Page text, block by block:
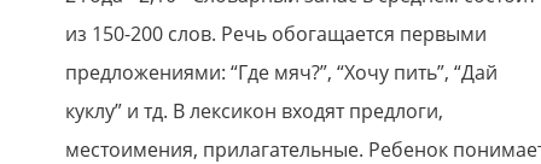
из 150-200 слов. Речь обогащается первыми
предложениями: “Где мяч?”, “Хочу пить”, “Дай
куклу” и тд. В лексикон входят предлоги,
местоимения, прилагательные. Ребенок